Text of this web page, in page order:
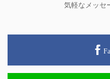
気軽なメッセ